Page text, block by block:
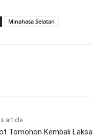
Minahasa Selatan
article
Tomohon Kembali